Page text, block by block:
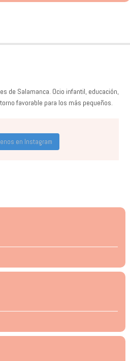
de Salamanca. Ocio infantil, educación,
favorable para los más pequeños.
en Instagram